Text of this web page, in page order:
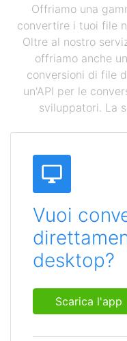
Offriamo una
convertire i tuoi file
Oltre al nostro
offriamo anche
conversioni di file
un'API per le
sviluppatori. La
Vuoi
desktop?
Scarica l'app